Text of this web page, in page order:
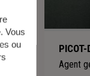
Agent
Vous
ou